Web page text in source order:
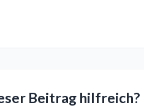
Beitrag hilfreich?